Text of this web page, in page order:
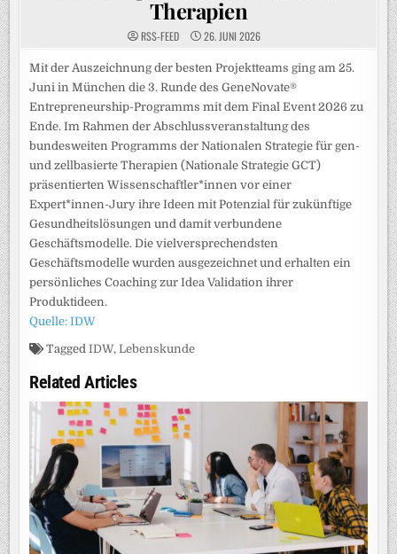
Therapien
RSS-FEED 26. JUNI 2026
Mit der Auszeichnung der besten Projektteams ging am 25.
Juni in München die 3. Runde des GeneNovate®
Entrepreneurship-Programms mit dem Final Event 2026 zu
Ende. Im Rahmen der Abschlussveranstaltung des
bundesweiten Programms der Nationalen Strategie für gen-
und zellbasierte Therapien (Nationale Strategie GCT)
präsentierten Wissenschaftler*innen vor einer
Expert*innen-Jury ihre Ideen mit Potenzial für zukünftige
Gesundheitslösungen und damit verbundene
Geschäftsmodelle. Die vielversprechendsten
Geschäftsmodelle wurden ausgezeichnet und erhalten ein
persönliches Coaching zur Idea Validation ihrer
Produktideen.
Quelle: IDW
TaggedIDW,Lebenskunde
Related Articles